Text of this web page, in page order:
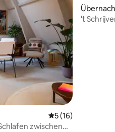
Durchschnittliche
5 (16)
zwischen
't